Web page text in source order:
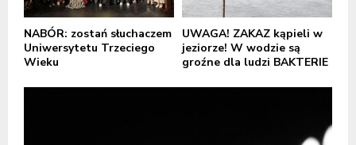
NABÓR: zostań słuchaczem
Uniwersytetu Trzeciego
Wieku
UWAGA! ZAKAZ kąpieli w
jeziorze! W wodzie są
groźne dla ludzi BAKTERIE